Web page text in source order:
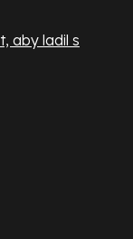
aby ladil s